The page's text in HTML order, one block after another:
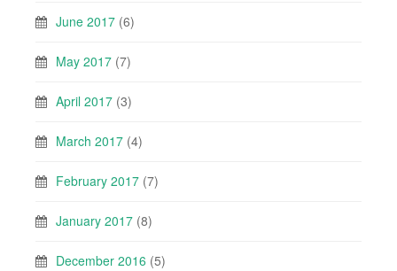
June 2017 (6)
May 2017 (7)
April 2017 (3)
March 2017 (4)
February 2017 (7)
January 2017 (8)
December 2016 (5)